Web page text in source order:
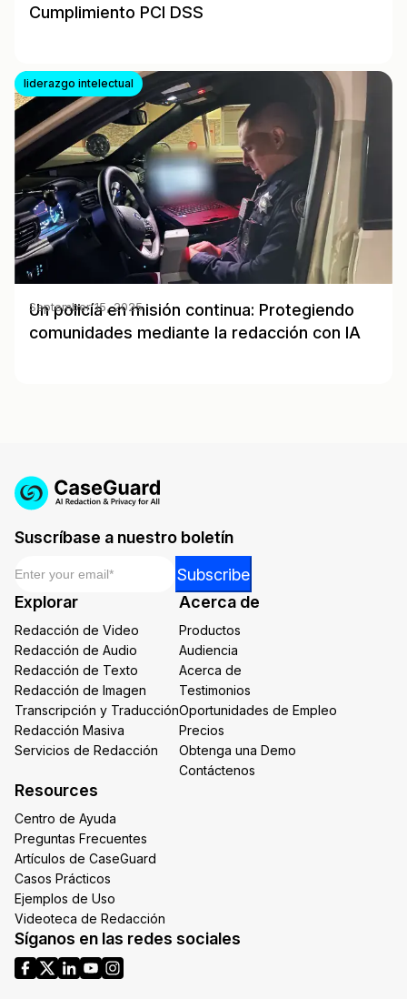
Cumplimiento PCI DSS
liderazgo intelectual
Un policía en misión continua: Protegiendo
comunidades mediante la redacción con IA
September 15, 2025
Suscríbase a nuestro boletín
Email
Subscribe
Explorar
Redacción de Video
Redacción de Audio
Redacción de Texto
Redacción de Imagen
Transcripción y Traducción
Redacción Masiva
Servicios de Redacción
Acerca de
Productos
Audiencia
Acerca de
Testimonios
Oportunidades de Empleo
Precios
Obtenga una Demo
Contáctenos
Resources
Centro de Ayuda
Preguntas Frecuentes
Artículos de CaseGuard
Casos Prácticos
Ejemplos de Uso
Videoteca de Redacción
Síganos en las redes sociales